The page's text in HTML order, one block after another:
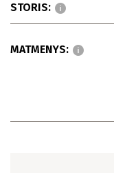
STORIS:
MATMENYS: